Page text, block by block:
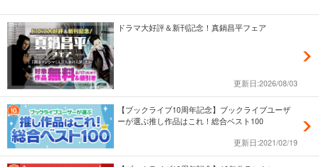
ドラマ大好評＆新刊記念！真鍋昌平フェア
更新日:2026/08/03
【ブックライブ10周年記念】ブックライブユーザ
ーが選ぶ推し作品はこれ！総合ベスト100
更新日:2021/02/19